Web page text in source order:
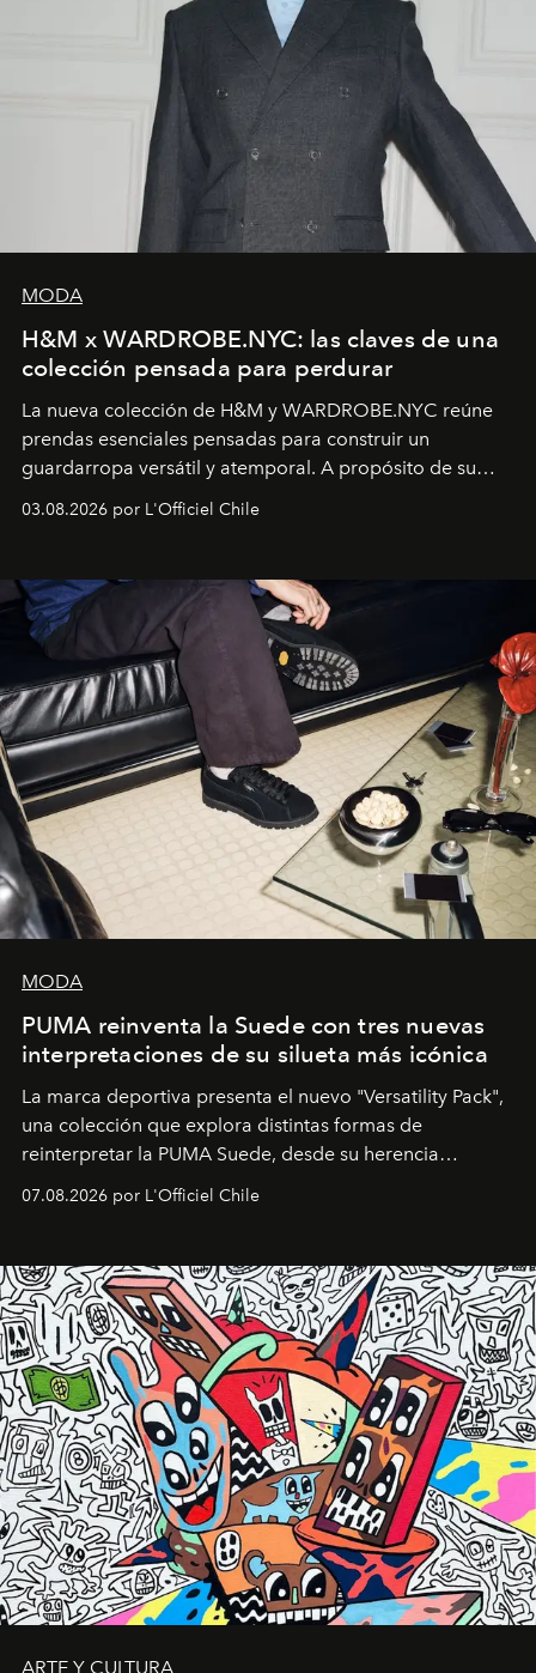
MODA
H&M x WARDROBE.NYC: las claves de una
colección pensada para perdurar
La nueva colección de H&M y WARDROBE.NYC reúne
prendas esenciales pensadas para construir un
guardarropa versátil y atemporal. A propósito de su
la asesora creativa y jefa de diseño global de la marca
y la filosofía detrás de la propuesta.
03.08.2026 por L'Officiel Chile
MODA
PUMA reinventa la Suede con tres nuevas
interpretaciones de su silueta más icónica
La marca deportiva presenta el nuevo "Versatility Pack",
una colección que explora distintas formas de
reinterpretar la PUMA Suede, desde su herencia
diseño y el universo outdoor.
07.08.2026 por L'Officiel Chile
ARTE Y CULTURA